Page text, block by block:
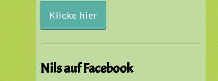
Klicke hier
Nils auf Facebook